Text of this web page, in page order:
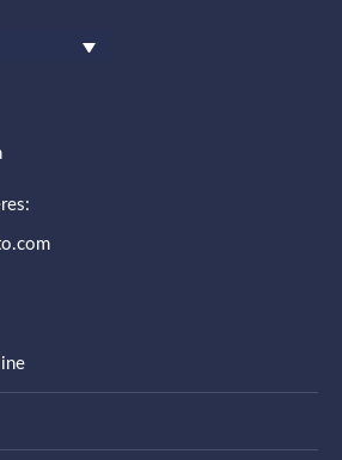
ventana/pestaña
nueva ventana/pestaña
en una nueva ventana/pestaña
en una nueva ventana/pestaña